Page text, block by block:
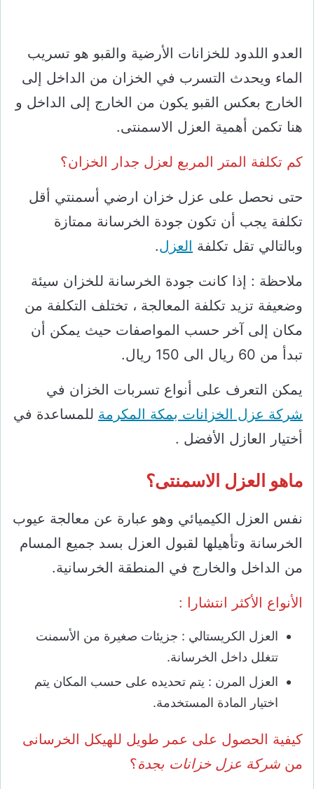
العدو اللدود للخزانات الأرضية والقبو هو تسريب
الماء ويحدث التسرب في الخزان من الداخل إلى
الخارج بعكس القبو يكون من الخارج إلى الداخل و
هنا تكمن أهمية العزل الاسمنتى.
كم تكلفة المتر المربع لعزل جدار الخزان؟
حتى نحصل على عزل خزان ارضي أسمنتي أقل
تكلفة يجب أن تكون جودة الخرسانة ممتازة
وبالتالي تقل تكلفة العزل.
ملاحظة : إذا كانت جودة الخرسانة للخزان سيئة
وضعيفة تزيد تكلفة المعالجة ، تختلف التكلفة من
مكان إلى آخر حسب المواصفات حيث يمكن أن
تبدأ من 60 ريال الى 150 ريال.
يمكن التعرف على أنواع تسربات الخزان في
شركة عزل الخزانات بمكة المكرمة للمساعدة في
أختيار العازل الأفضل .
ماهو العزل الاسمنتى؟
نفس العزل الكيميائي وهو عبارة عن معالجة عيوب
الخرسانة وتأهيلها لقبول العزل بسد جميع المسام
من الداخل والخارج في المنطقة الخرسانية.
الأنواع الأكثر انتشارا :
العزل الكريستالي : جزيئات صغيرة من الأسمنت
تتغلل داخل الخرسانة.
العزل المرن : يتم تحديده على حسب المكان يتم
اختيار المادة المستخدمة.
كيفية الحصول على عمر طويل للهيكل الخرسانى
من شركة عزل خزانات بجدة؟